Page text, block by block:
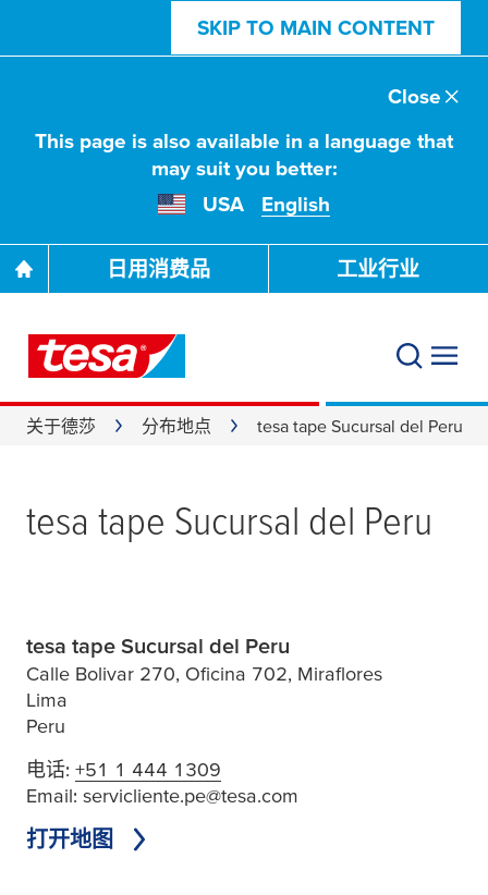
SKIP TO MAIN CONTENT
This page is also available in a language that
may suit you better:
USA
English
Close
日用消费品 工业行业
关于德莎 分布地点 tesa tape Sucursal del Peru
tesa tape Sucursal del Peru
tesa tape Sucursal del Peru
Calle Bolivar 270, Oficina 702, Miraflores
Lima
Peru
电话: +51 1 444 1309
Email: servicliente.pe@tesa.com
打开地图